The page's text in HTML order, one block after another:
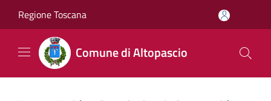
Regione Toscana
Comune di Altopascio